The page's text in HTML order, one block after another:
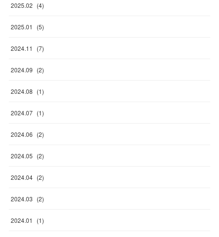
2025.02 (4)
2025.01 (5)
2024.11 (7)
2024.09 (2)
2024.08 (1)
2024.07 (1)
2024.06 (2)
2024.05 (2)
2024.04 (2)
2024.03 (2)
2024.01 (1)